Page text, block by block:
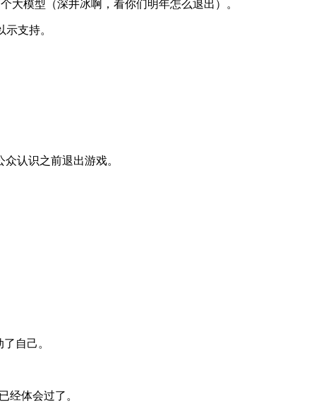
模型（深井冰啊，看你们明年怎么退出）。
支持。
认识之前退出游戏。
自己。
经体会过了。